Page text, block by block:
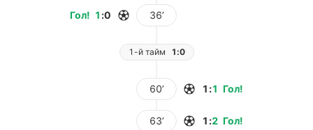
Гол! 1 :0 36’
1-й тайм 1:0
60’ Гол!
1 :1
63’ Гол!
1 :2